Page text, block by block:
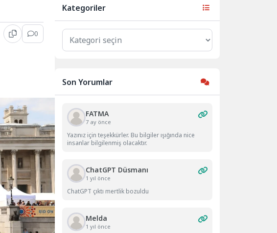
0
Kategoriler
Kategoriler
Son Yorumlar
FATMA
7 ay önce
Yazınız için teşekkürler. Bu bilgiler ışığında nice
insanlar bilgilenmiş olacaktır.
ChatGPT Düsmanı
1 yıl önce
ChatGPT çıktı mertlik bozuldu
Melda
1 yıl önce